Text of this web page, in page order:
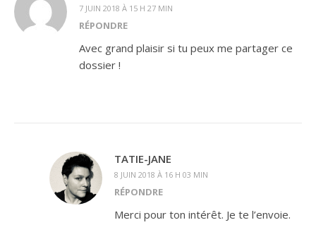
7 JUIN 2018 À 15 H 27 MIN
RÉPONDRE
Avec grand plaisir si tu peux me partager ce
dossier !
TATIE-JANE
8 JUIN 2018 À 16 H 03 MIN
RÉPONDRE
Merci pour ton intérêt. Je te l’envoie.